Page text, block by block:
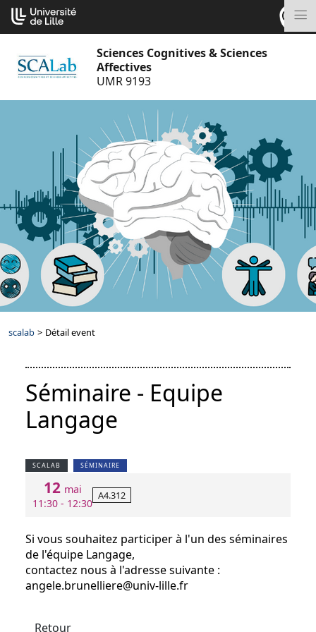
Aller
au
contenu
Sciences Cognitives & Sciences
Affectives
UMR 9193
scalab > Détail event
Séminaire - Equipe
Langage
SCALAB SÉMINAIRE
12 mai
11:30 - 12:30
A4.312
Si vous souhaitez participer à l'un des séminaires
de l'équipe Langage,
contactez nous à l'adresse suivante :
angele.brunelliere@univ-lille.fr
Retour
Cookies management panel